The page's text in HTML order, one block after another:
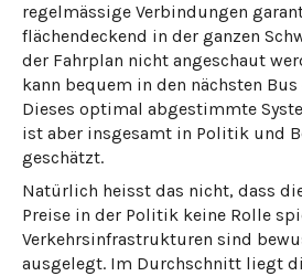
regelmässige Verbindungen
flächendeckend in der ganzen
der Fahrplan nicht angeschaut
kann bequem in den nächsten
Dieses optimal abgestimmte
ist aber insgesamt in Politik und
geschätzt.
Natürlich heisst das nicht, dass
Preise in der Politik keine Rolle
Verkehrsinfrastrukturen sind
ausgelegt. Im Durchschnitt liegt